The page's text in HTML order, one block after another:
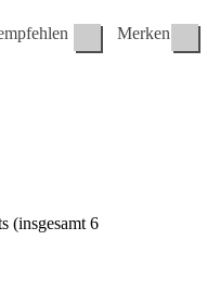
Merken
(insgesamt 6